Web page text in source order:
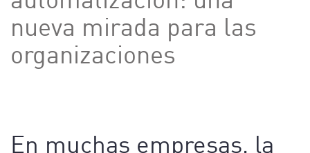
nueva mirada para las
organizaciones
En muchas empresas, la